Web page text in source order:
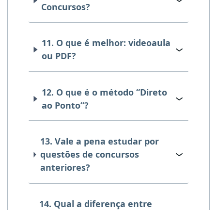
Concursos?
11. O que é melhor: videoaula
ou PDF?
12. O que é o método “Direto
ao Ponto”?
13. Vale a pena estudar por
questões de concursos
anteriores?
14. Qual a diferença entre